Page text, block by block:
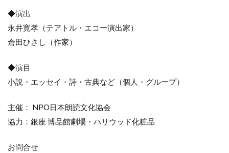
◆演出
永井寛孝（テアトル・エコー演出家）
倉田ひさし（作家）
◆演目
小説・エッセイ・詩・古典など（個人・グループ）
主催： NPO日本朗読文化協会
協力：銀座 博品館劇場・ハリウッド化粧品
お問合せ